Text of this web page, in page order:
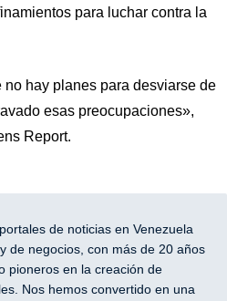
para luchar contra la
hay planes para desviarse de
esas preocupaciones»,
Report.
de noticias en Venezuela
de negocios, con más de 20 años
pioneros en la creación de
Nos hemos convertido en una